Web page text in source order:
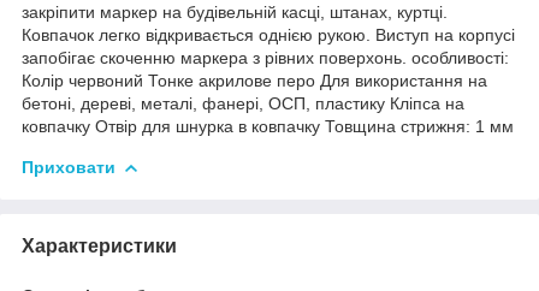
закріпити маркер на будівельній касці, штанах, куртці.
Ковпачок легко відкривається однією рукою. Виступ на корпусі
запобігає скоченню маркера з рівних поверхонь. особливості:
Колір червоний Тонке акрилове перо Для використання на
бетоні, дереві, металі, фанері, ОСП, пластику Кліпса на
ковпачку Отвір для шнурка в ковпачку Товщина стрижня: 1 мм
Приховати
Характеристики